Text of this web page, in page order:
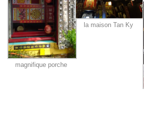
magnifique porche
la maison Tan Ky